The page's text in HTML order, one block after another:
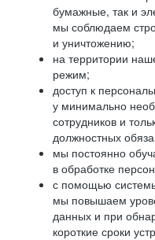
бумажные, так и
мы соблюдаем
и уничтожению;
на территории
режим;
доступ к
у минимально
сотрудников и
должностных
мы постоянно
в обработке
с помощью
мы повышаем
данных и при
короткие сроки